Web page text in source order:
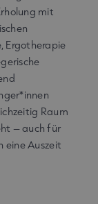
mit
Ergotherapie
Raum
– auch für
eine Auszeit